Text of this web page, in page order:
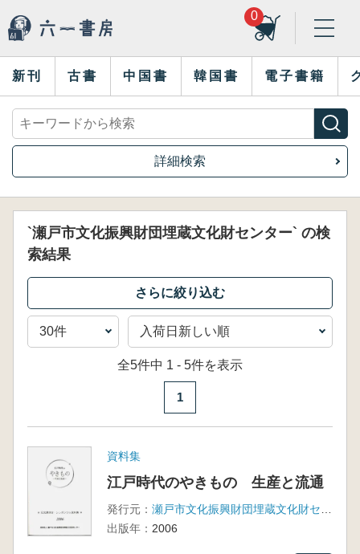
0
新刊 古書 中国書 韓国書 電子書籍
詳細検索
`瀬戸市文化振興財団埋蔵文化財センター` の検
索結果
全5件中 1 - 5件を表示
1
資料集
江戸時代のやきもの 生産と流通
発行元：
出版年： 2006